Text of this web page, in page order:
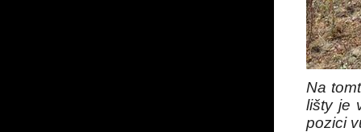
Na
lišty je
pozici